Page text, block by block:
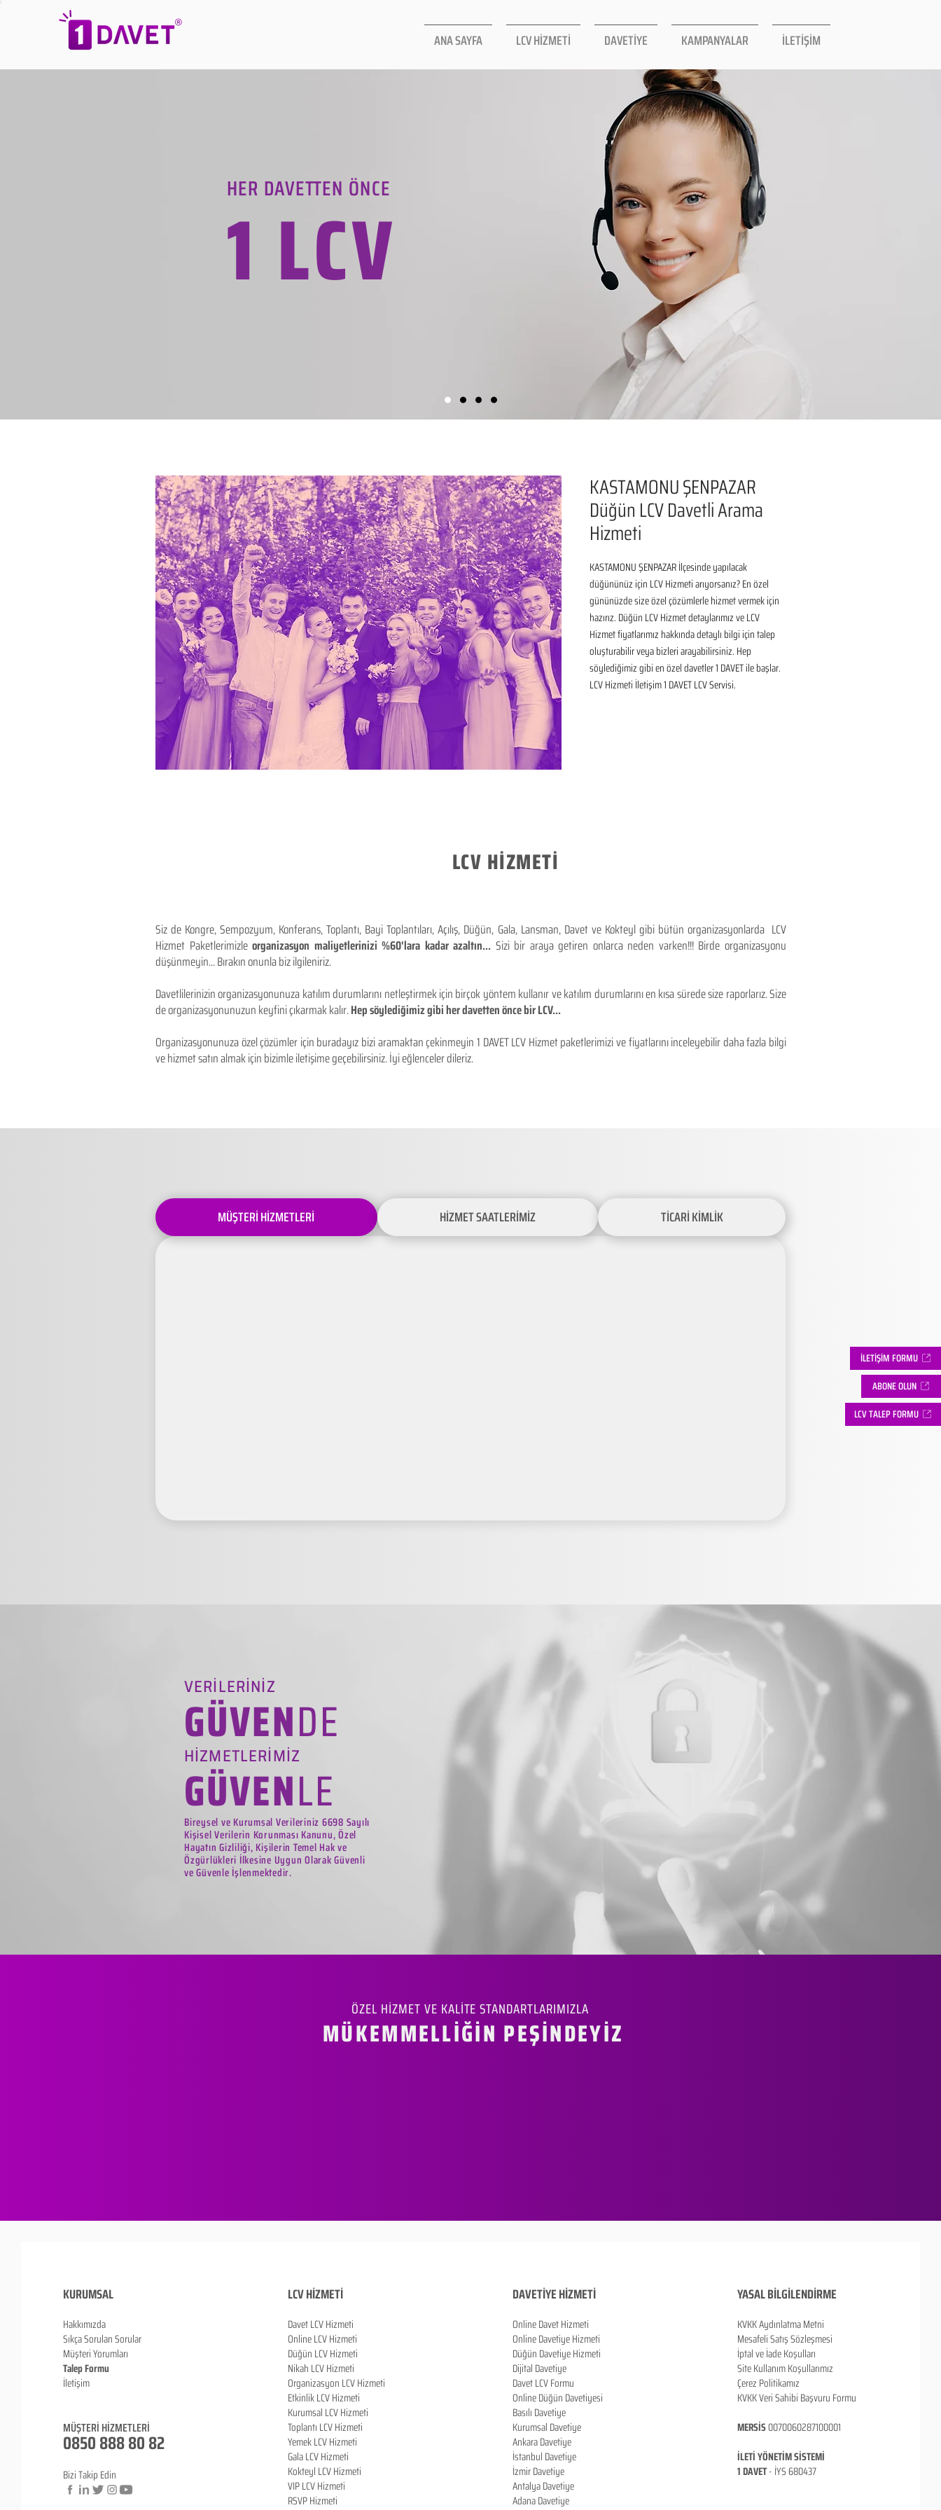
ANA SAYFA LCV HİZMETİ DAVETİYE KAMPANYALAR İLETİŞİM
ABONE OLUN
LCV TALEP FORMU
İLETİŞİM FORMU
HER DAVETTEN ÖNCE
1 LCV
KASTAMONU ŞENPAZAR
Düğün LCV Davetli Arama
Hizmeti
KASTAMONU ŞENPAZAR İlçesinde yapılacak
düğününüz için LCV Hizmeti arıyorsanız? En özel
gününüzde size özel çözümlerle hizmet vermek için
hazırız. Düğün LCV Hizmet detaylarımız ve LCV
Hizmet fiyatlarımız hakkında detaylı bilgi için talep
oluşturabilir veya bizleri arayabilirsiniz. Hep
söylediğimiz gibi en özel davetler 1 DAVET ile başlar.
LCV Hizmeti İletişim 1 DAVET LCV Servisi.
LCV HİZMETİ
Siz de Kongre, Sempozyum, Konferans, Toplantı, Bayi Toplantıları, Açılış, Düğün, Gala, Lansman, Davet ve Kokteyl gibi bütün organizasyonlarda LCV
Hizmet Paketlerimizleorganizasyon maliyetlerinizi %60'lara kadar azaltın... Sizi bir araya getiren onlarca neden varken!!! Birde organizasyonu
düşünmeyin... Bırakın onunla biz ilgileniriz.
Davetlilerinizin organizasyonunuza katılım durumlarını netleştirmek için birçok yöntem kullanır ve katılım durumlarını en kısa sürede size raporlarız. Size
de organizasyonunuzun keyfini çıkarmak kalır.Hep söylediğimiz gibi her davetten önce bir LCV...
Organizasyonunuza özel çözümler için buradayız bizi aramaktan çekinmeyin 1 DAVET LCV Hizmet paketlerimizi ve fiyatlarını inceleyebilir daha fazla bilgi
ve hizmet satın almak için bizimle iletişime geçebilirsiniz. İyi eğlenceler dileriz.
MÜŞTERİ HİZMETLERİ HİZMET SAATLERİMİZ TİCARİ KİMLİK
VERİLERİNİZ
GÜVENDE
HİZMETLERİMİZ
GÜVENLE
Bireysel ve Kurumsal Verileriniz 6698 Sayılı
Kişisel Verilerin Korunması Kanunu, Özel
Hayatın Gizliliği, Kişilerin Temel Hak ve
Özgürlükleri İlkesine Uygun Olarak Güvenli
ve Güvenle İşlenmektedir.
ÖZEL HİZMET VE KALİTE STANDARTLARIMIZLA
MÜKEMMELLİĞİN PEŞİNDEYİZ
KURUMSAL
Hakkımızda
Sıkça Sorulan Sorular
Müşteri Yorumları
Talep Formu
İletişim
MÜŞTERİ HİZMETLERİ
0850 888 80 82
Bizi Takip Edin
LCV HİZMETİ
Davet LCV Hizmeti
Online LCV Hizmeti
Düğün LCV Hizmeti
Nikah LCV Hizmeti
Organizasyon LCV Hizmeti
Etkinlik LCV Hizmeti
Kurumsal LCV Hizmeti
Toplantı LCV Hizmeti
Yemek LCV Hizmeti
Gala LCV Hizmeti
Kokteyl LCV Hizmeti
VIP LCV Hizmeti
RSVP Hizmeti
DAVETİYE HİZMETİ
Online Davet Hizmeti
Online Davetiye Hizmeti
Düğün Davetiye Hizmeti
Dijital Davetiye
Davet LCV Formu
Online Düğün Davetiyesi
Basılı Davetiye
Kurumsal Davetiye
Ankara Davetiye
İstanbul Davetiye
İzmir Davetiye
Antalya Davetiye
Adana Davetiye
YASAL BİLGİLENDİRME
KVKK Aydınlatma Metni
Mesafeli Satış Sözleşmesi
İptal ve İade Koşulları
Site Kullanım Koşullarımız
Çerez Politikamız
KVKK Veri Sahibi Başvuru Formu
MERSİS0070060287100001
İLETİ YÖNETİM SİSTEMİ
1 DAVET- İYS 680437